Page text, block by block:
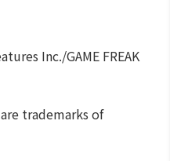
Inc./GAME FREAK
trademarks of